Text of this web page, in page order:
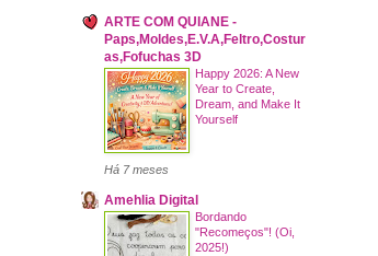
ARTE COM QUIANE -
Paps,Moldes,E.V.A,Feltro,Costur
as,Fofuchas 3D
Happy 2026: A New
Year to Create,
Dream, and Make It
Yourself
Há 7 meses
Amehlia Digital
Bordando
"Recomeços"! (Oi,
2025!)